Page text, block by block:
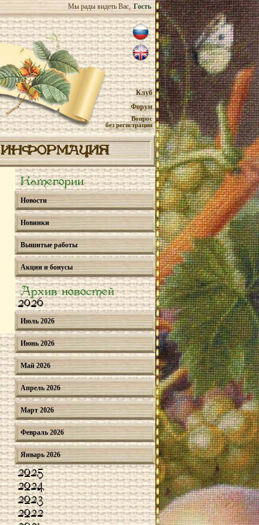
Мы рады видеть Вас, Гость
Клуб
Форум
Вопрос
без регистрации
ИНФОРМАЦИЯ
Категории
Новости
Новинки
Вышитые работы
Акции и бонусы
Архив новостей
2026
Июль 2026
Июнь 2026
Май 2026
Апрель 2026
Март 2026
Февраль 2026
Январь 2026
2025
2024
2023
2022